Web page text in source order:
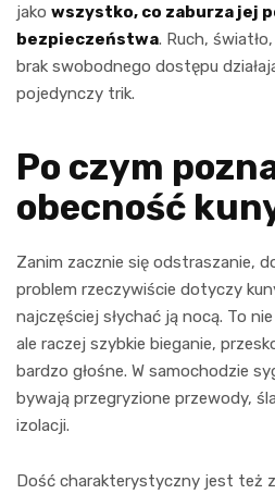
jako wszystko, co zaburza jej
bezpieczeństwa. Ruch,
brak swobodnego dostępu
pojedynczy trik.
Po czym
obecność
Zanim zacznie się odstraszanie,
problem rzeczywiście dotyczy
najczęściej słychać ją nocą. To
ale raczej szybkie bieganie,
bardzo głośne. W samochodzie
bywają przegryzione przewody,
izolacji.
Dość charakterystyczny jest też